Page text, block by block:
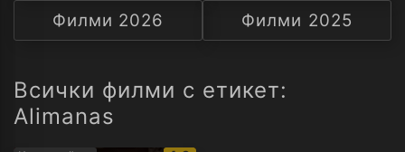
А
Филми 2026
Филми 2025
Всички филми с етикет:
Alimanas